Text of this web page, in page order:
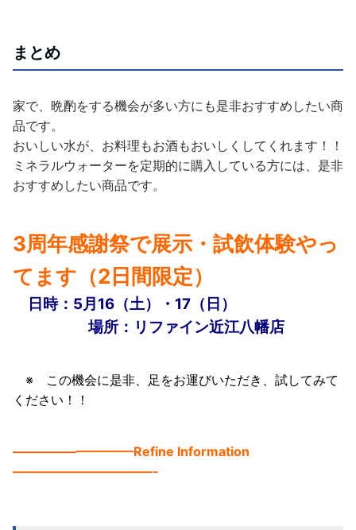
まとめ
家で、晩酌をする機会が多い方にも是非おすすめしたい商
品です。
おいしい水が、お料理もお酒もおいしくしてくれます！！
ミネラルウォーターを定期的に購入している方には、是非
おすすめしたい商品です。
3周年感謝祭で展示・試飲体験やっ
てます（2日間限定）
日時：5月16（土）・17（日）
場所：リファイン近江八幡店
※ この機会に是非、足をお運びいただき、試してみて
ください！！
—————————–Refine Information
———————————-